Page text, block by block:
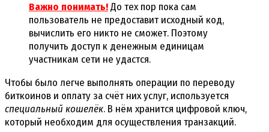
Важно понимать!До тех пор пока сам
пользователь не предоставит исходный код,
вычислить его никто не сможет. Поэтому
получить доступ к денежным единицам
участникам сети не удастся.
Чтобы было легче выполнять операции по переводу
биткоинов и оплату за счёт них услуг, используется
специальный кошелёк. В нём хранится цифровой ключ,
который необходим для осуществления транзакций.